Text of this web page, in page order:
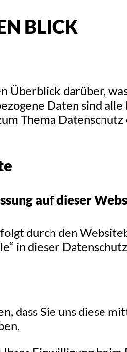
BLICK
Überblick darüber,
Daten sind
Thema
auf dieser
durch den
in dieser
dass Sie uns diese